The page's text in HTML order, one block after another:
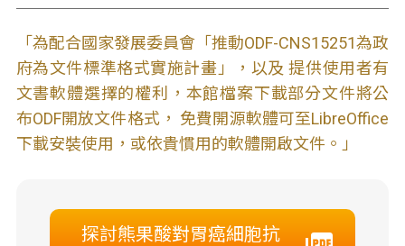
「為配合國家發展委員會「推動ODF-CNS15251為政
府為文件標準格式實施計畫」，以及 提供使用者有
文書軟體選擇的權利，本館檔案下載部分文件將公
布ODF開放文件格式， 免費開源軟體可至LibreOffice
下載安裝使用，或依貴慣用的軟體開啟文件。」
探討熊果酸對胃癌細胞抗